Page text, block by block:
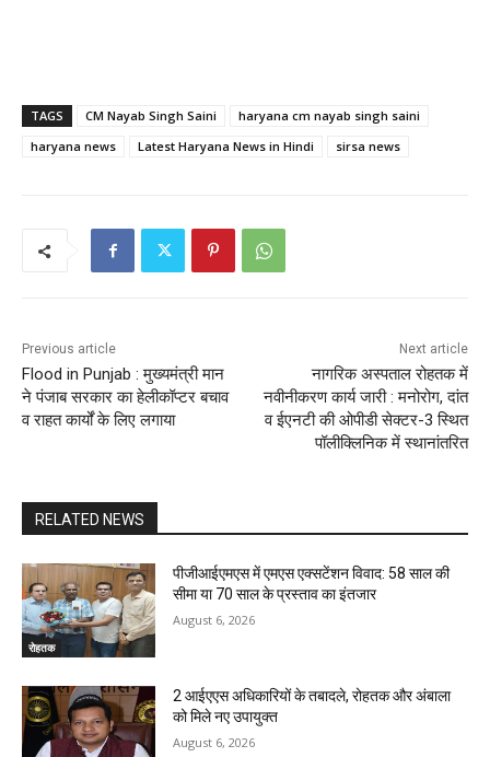
TAGS CM Nayab Singh Saini
haryana cm nayab singh saini
haryana news
Latest Haryana News in Hindi sirsa news
Previous article
Flood in Punjab : मुख्यमंत्री मान
ने पंजाब सरकार का हेलीकॉप्टर बचाव
व राहत कार्यों के लिए लगाया
Next article
नागरिक अस्पताल रोहतक में
नवीनीकरण कार्य जारी : मनोरोग, दांत
व ईएनटी की ओपीडी सेक्टर-3 स्थित
पॉलीक्लिनिक में स्थानांतरित
RELATED NEWS
रोहतक
पीजीआईएमएस में एमएस एक्सटेंशन विवाद: 58 साल की
सीमा या 70 साल के प्रस्ताव का इंतजार
August 6, 2026
2 आईएएस अधिकारियों के तबादले, रोहतक और अंबाला
को मिले नए उपायुक्त
August 6, 2026